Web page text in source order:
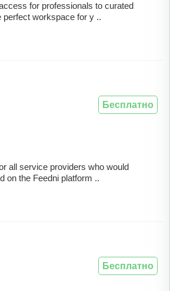
for professionals to curated
workspace for y ..
all service providers who would
on the Feedni platform ..
Бесплатно
Бесплатно